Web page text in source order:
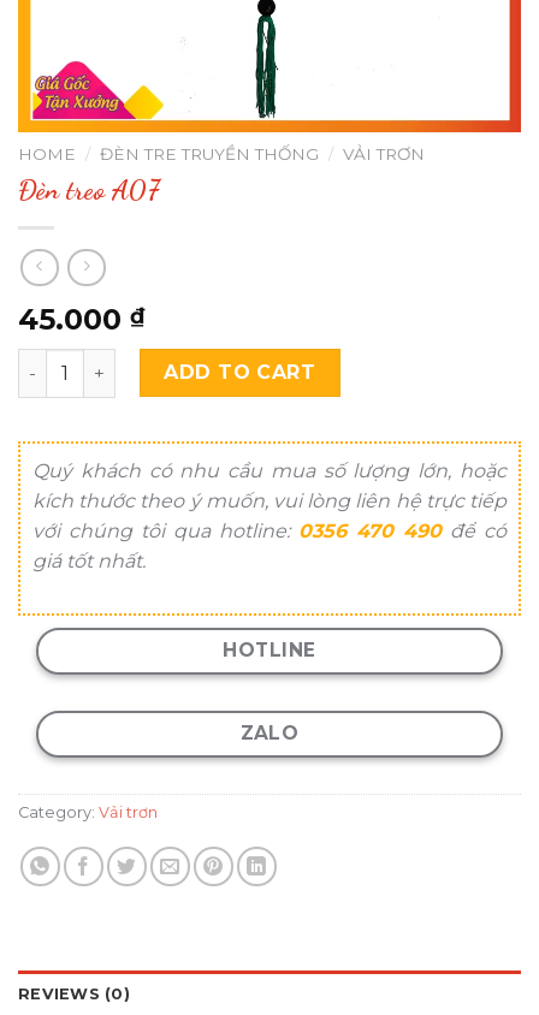
HOME / ĐÈN TRE TRUYỀN THỐNG / VẢI TRƠN
Đèn treo A07
45.000 ₫
Đèn treo A07 quantityADD TO CART
Quý khách có nhu cầu mua số lượng lớn, hoặc
kích thước theo ý muốn, vui lòng liên hệ trực tiếp
với chúng tôi qua hotline: 0356 470 490để có
giá tốt nhất.
HOTLINE
ZALO
Category: Vải trơn
REVIEWS (0)